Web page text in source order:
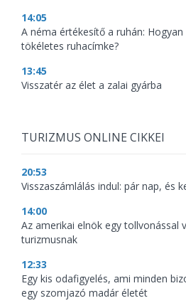
14:05
A néma értékesítő a ruhán:
tökéletes ruhacímke?
13:45
Visszatér az élet a zalai gyárba
TURIZMUS ONLINE CIKKEI
20:53
Visszaszámlálás indul: pár nap, és
14:00
Az amerikai elnök egy tollvonással
turizmusnak
12:33
Egy kis odafigyelés, ami minden
egy szomjazó madár életét